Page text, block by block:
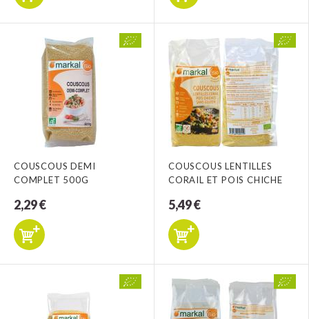
COUSCOUS DEMI
COMPLET 500G
2,29 €
COUSCOUS LENTILLES
CORAIL ET POIS CHICHE
5,49 €